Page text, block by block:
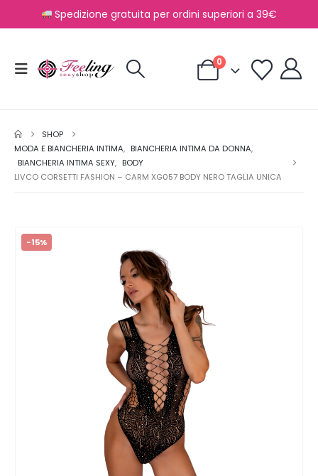
Spedizione gratuita per ordini superiori a 39€
0
SHOP
MODA E BIANCHERIA INTIMA, BIANCHERIA INTIMA DA DONNA,
BIANCHERIA INTIMA SEXY, BODY
LIVCO CORSETTI FASHION – CARM XG057 BODY NERO TAGLIA UNICA
-15%